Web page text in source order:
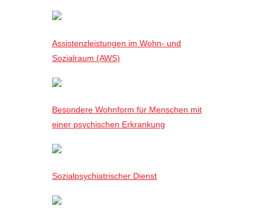
Assistenzleistungen im Wohn- und
Sozialraum (AWS)
Besondere Wohnform für Menschen mit
einer psychischen Erkrankung
Sozialpsychiatrischer Dienst